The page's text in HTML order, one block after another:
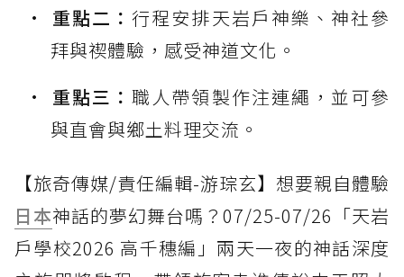
重點二：行程安排天岩戶神樂、神社參
拜與禊體驗，感受神道文化。
重點三：職人帶領製作注連繩，並可參
與直會與鄉土料理交流。
【旅奇傳媒/責任編輯-游琮玄】想要親自體驗
日本神話的夢幻舞台嗎？07/25-07/26「天岩
戶學校2026 高千穗編」兩天一夜的神話深度